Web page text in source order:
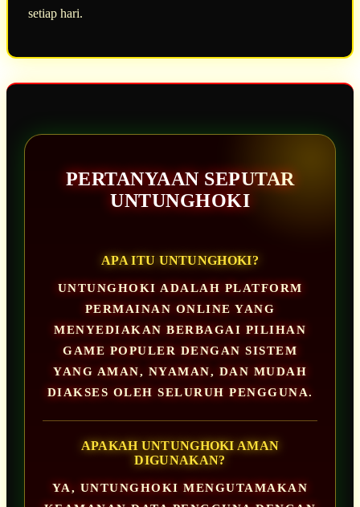
setiap hari.
PERTANYAAN SEPUTAR
UNTUNGHOKI
APA ITU UNTUNGHOKI?
UNTUNGHOKI ADALAH PLATFORM
PERMAINAN ONLINE YANG
MENYEDIAKAN BERBAGAI PILIHAN
GAME POPULER DENGAN SISTEM
YANG AMAN, NYAMAN, DAN MUDAH
DIAKSES OLEH SELURUH PENGGUNA.
APAKAH UNTUNGHOKI AMAN
DIGUNAKAN?
YA, UNTUNGHOKI MENGUTAMAKAN